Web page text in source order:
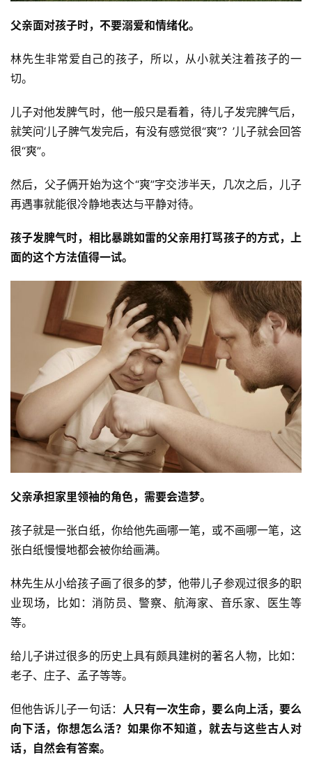
父亲面对孩子时，不要溺爱和情绪化。
林先生非常爱自己的孩子，所以，从小就关注着孩子的一
切。
儿子对他发脾气时，他一般只是看着，待儿子发完脾气后，
就笑问‘儿子脾气发完后，有没有感觉很“爽”？’儿子就会回答
很“爽”。
然后，父子俩开始为这个“爽”字交涉半天，几次之后，儿子
再遇事就能很冷静地表达与平静对待。
孩子发脾气时，相比暴跳如雷的父亲用打骂孩子的方式，上
面的这个方法值得一试。
父亲承担家里领袖的角色，需要会造梦。
孩子就是一张白纸，你给他先画哪一笔，或不画哪一笔，这
张白纸慢慢地都会被你给画满。
林先生从小给孩子画了很多的梦，他带儿子参观过很多的职
业现场，比如：消防员、警察、航海家、音乐家、医生等
等。
给儿子讲过很多的历史上具有颇具建树的著名人物，比如：
老子、庄子、孟子等等。
但他告诉儿子一句话： 人只有一次生命，要么向上活，要么
向下活，你想怎么活？如果你不知道，就去与这些古人对
话，自然会有答案。